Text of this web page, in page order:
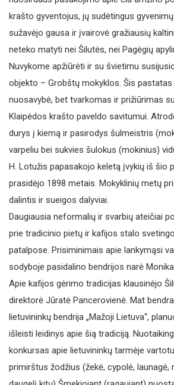
krašto gyventojus, jų sudėtingus
sužavėjo gausa ir įvairovė gražiausių
neteko matyti nei Šilutės, nei Pagėgių
Nuvykome apžiūrėti ir su švietimu
objekto – Grobštų mokyklos. Šis
nuosavybė, bet tvarkomas ir prižiūrimas
Klaipėdos krašto paveldo savitumui.
durys į kiemą ir pasirodys šulmeistris
varpeliu bei sukvies šulokus (mokinius)
H. Lotužis papasakojo keletą įvykių iš šio
prasidėjo 1898 metais. Mokyklinių metų
dalintis ir sueigos dalyviai.
Daugiausia neformalių ir svarbių ateičiai
prie tradicinio pietų ir kafijos stalo
patalpose. Prisiminimais apie lankymąsi
sodyboje pasidalino bendrijos narė
Apie kafijos gėrimo tradicijas klausinėjo
direktorė Jūratė Pancerovienė. Mat
lietuvininkų bendrija „Mažoji Lietuva“,
išleisti leidinys apie šią tradiciją.
konkursas apie lietuvininkų tarmėje
primirštus žodžius (žekė, cypolė, launagė,